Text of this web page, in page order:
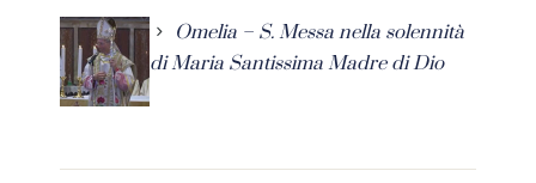
Omelia – S. Messa nella solennità
di Maria Santissima Madre di Dio